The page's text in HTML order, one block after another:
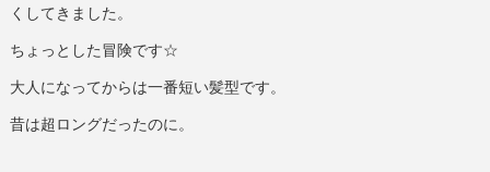
くしてきました。
ちょっとした冒険です☆
大人になってからは一番短い髪型です。
昔は超ロングだったのに。